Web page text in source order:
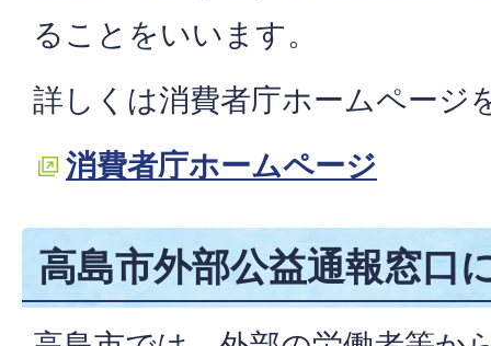
ることをいいます。
詳しくは消費者庁ホームページ
消費者庁ホームページ
高島市外部公益通報窓口